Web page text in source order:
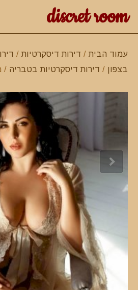
discret room
עמוד הבית / דירות דיסקרטיות /
בצפון / דירות דיסקרטיות בטבריה /